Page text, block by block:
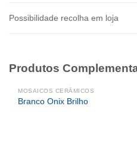
Possibilidade recolha em loja
Produtos
MOSAICOS CERÂMICOS
Branco Onix Brilho